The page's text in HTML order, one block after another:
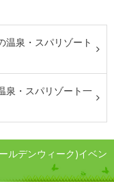
温泉・スパリゾート
泉・スパリゾート一
ルデンウィーク)イベン